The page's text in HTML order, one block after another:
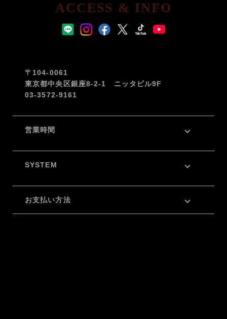
ACCESS & INFO
〒104-0061
東京都中央区銀座8-2-1 ニッタビル9F
03-3572-9161
営業時間
SYSTEM
お支払い方法